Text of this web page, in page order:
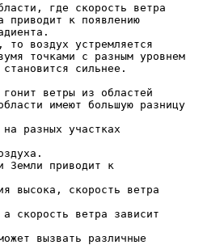
где скорость ветра
приводит к появлению
то воздух устремляется
точками с разным уровнем
сильнее.
ветры из областей
имеют большую разницу
разных участках
Земли приводит к
высока, скорость ветра
скорость ветра зависит
вызвать различные